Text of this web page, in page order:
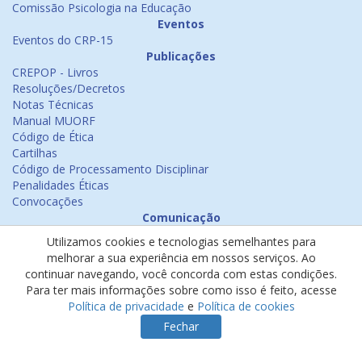
Comissão Psicologia na Educação
Eventos
Eventos do CRP-15
Publicações
CREPOP - Livros
Resoluções/Decretos
Notas Técnicas
Manual MUORF
Código de Ética
Cartilhas
Código de Processamento Disciplinar
Penalidades Éticas
Convocações
Comunicação
Emissão de Certificados
Psicologia na Mídia
Ouvidoria
Política de cookies
Política de privacidade
Utilizamos cookies e tecnologias semelhantes para
melhorar a sua experiência em nossos serviços. Ao
continuar navegando, você concorda com estas condições.
Para ter mais informações sobre como isso é feito, acesse
Política de privacidade e Política de cookies
Fechar